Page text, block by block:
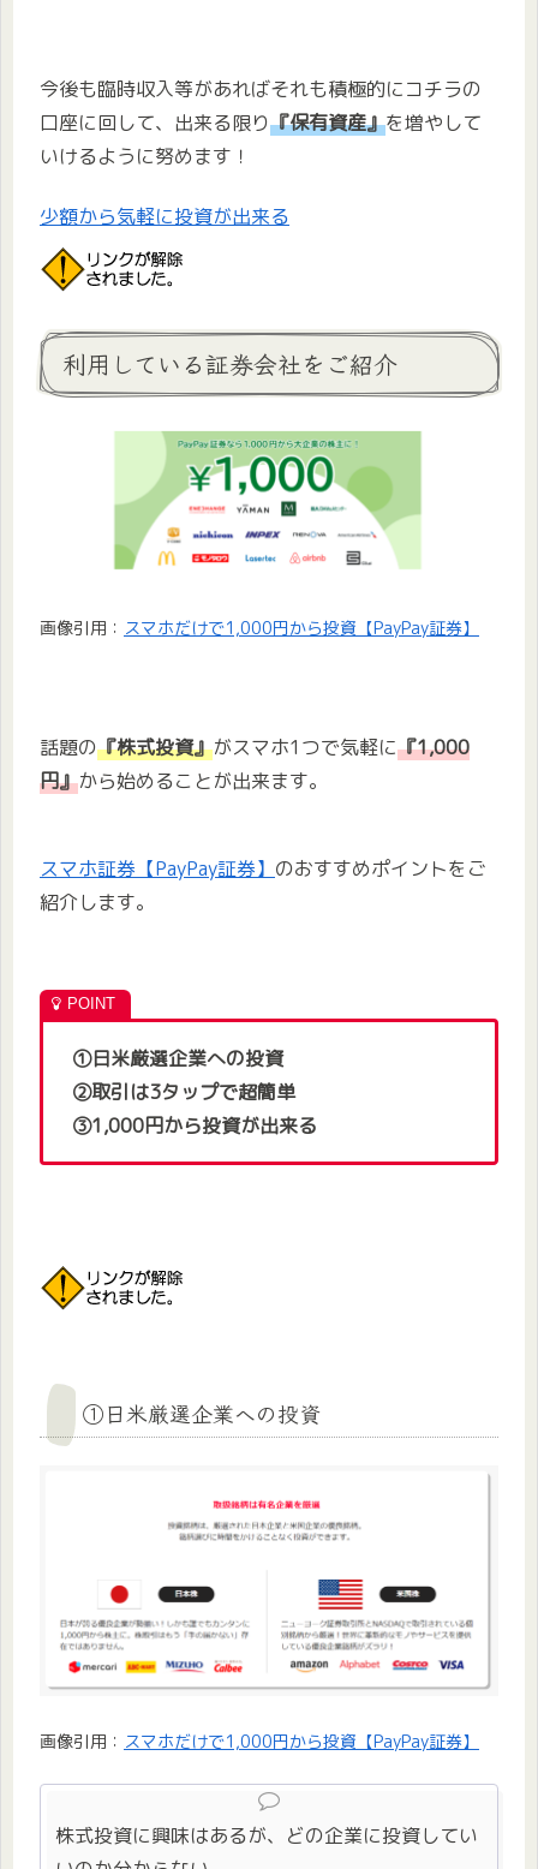
今後も臨時収入等があればそれも積極的にコチラの
口座に回して、出来る限り『保有資産』を増やして
いけるように努めます！
少額から気軽に投資が出来る
利用している証券会社をご紹介
画像引用： スマホだけで1,000円から投資【PayPay証券】
話題の『株式投資』がスマホ1つで気軽に『1,000
円』から始めることが出来ます。
スマホ証券【PayPay証券】 のおすすめポイントをご
紹介します。
①日米厳選企業への投資
②取引は3タップで超簡単
③1,000円から投資が出来る
①日米厳選企業への投資
画像引用： スマホだけで1,000円から投資【PayPay証券】
株式投資に興味はあるが、どの企業に投資してい